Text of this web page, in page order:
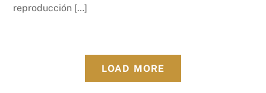
reproducción […]
LOAD MORE